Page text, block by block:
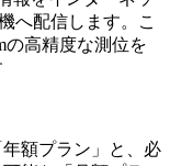
へ配信します。こ
の高精度な測位を
額プラン」と、必